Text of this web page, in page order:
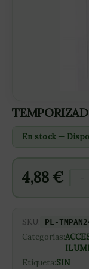
En stock —
4,88 € -
SKU: PL-
Categorías:
Etiqueta:SIN